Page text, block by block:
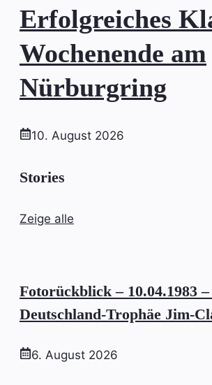
Erfolgreiches
Wochenende am
Nürburgring
10. August 2026
Stories
Zeige alle
Fotorückblick – 10.04.1983
Deutschland-Trophäe Jim-
6. August 2026